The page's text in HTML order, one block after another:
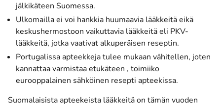
jälkikäteen Suomessa.
Ulkomailla ei voi hankkia huumaavia lääkkeitä eikä
keskushermostoon vaikuttavia lääkkeitä eli PKV-
lääkkeitä, jotka vaativat alkuperäisen reseptin.
Portugalissa apteekkeja tulee mukaan vähitellen, joten
kannattaa varmistaa etukäteen , toimiiko
eurooppalainen sähköinen resepti apteekissa.
Suomalaisista apteekeista lääkkeitä on tämän vuoden